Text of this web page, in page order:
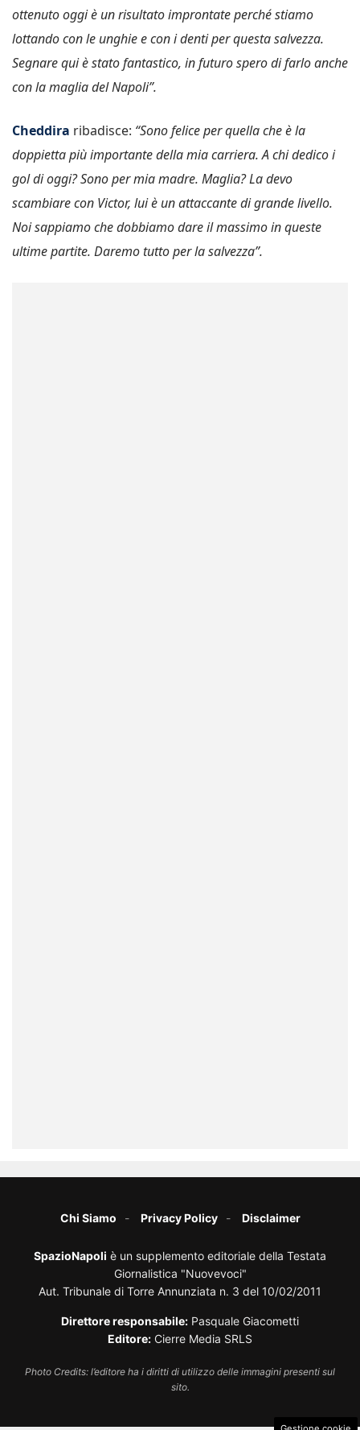
ottenuto oggi è un risultato improntate perché stiamo
lottando con le unghie e con i denti per questa salvezza.
Segnare qui è stato fantastico, in futuro spero di farlo anche
con la maglia del Napoli”.
Cheddira ribadisce: “Sono felice per quella che è la
doppietta più importante della mia carriera. A chi dedico i
gol di oggi? Sono per mia madre. Maglia? La devo
scambiare con Victor, lui è un attaccante di grande livello.
Noi sappiamo che dobbiamo dare il massimo in queste
ultime partite. Daremo tutto per la salvezza”.
Chi Siamo Privacy Policy Disclaimer
SpazioNapoli è un supplemento editoriale della Testata
Giornalistica "Nuovevoci"
Aut. Tribunale di Torre Annunziata n. 3 del 10/02/2011
Direttore responsabile: Pasquale Giacometti
Editore: Cierre Media SRLS
Photo Credits: l’editore ha i diritti di utilizzo delle immagini presenti sul
sito.